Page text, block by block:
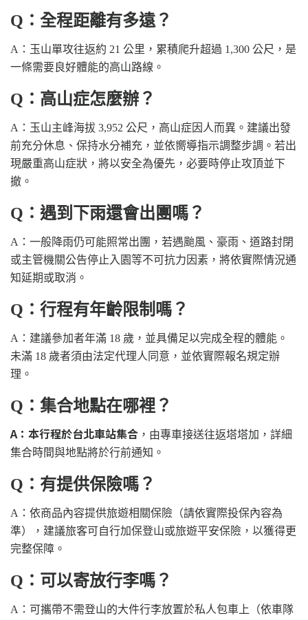
Q：全程距離有多遠？
A：玉山單攻往返約 21 公里，累積爬升超過 1,300 公尺，是
一條需要良好體能的高山路線。
Q：高山症怎麼辦？
A：玉山主峰海拔 3,952 公尺，高山症因人而異。建議出發
前充分休息、保持水分補充，並依嚮導指示調整步調。若出
現嚴重高山症狀，將以安全為優先，必要時停止攻頂並下
撤。
Q：遇到下雨還會出團嗎？
A：一般降雨仍可能照常出團，若遇颱風、豪雨、道路封閉
或主管機關公告停止入園等不可抗力因素，將依實際情況通
知延期或取消。
Q：行程有年齡限制嗎？
A：建議參加者年滿 18 歲，並具備足以完成全程的體能。
未滿 18 歲者須由法定代理人同意，並依實際報名規定辦
理。
Q：集合地點在哪裡？
A： 本行程於台北車站集合 ，由專車接送往返塔塔加，詳細
集合時間與地點將於行前通知。
Q：有提供保險嗎？
A：依商品內容提供旅遊相關保險（請依實際投保內容為
準），建議旅客可自行加保登山或旅遊平安保險，以獲得更
完整保障。
Q：可以寄放行李嗎？
A：可攜帶不需登山的大件行李放置於私人包車上（依車隊